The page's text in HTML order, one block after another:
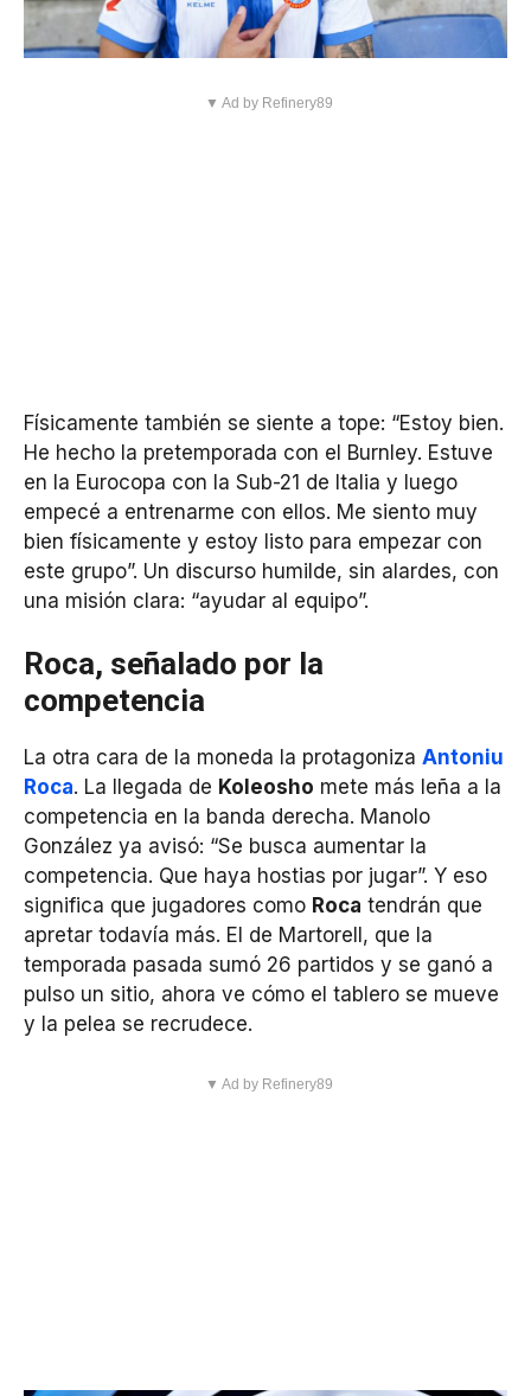
▼ Ad by Refinery89
Físicamente también se siente a tope: “Estoy bien.
He hecho la pretemporada con el Burnley. Estuve
en la Eurocopa con la Sub-21 de Italia y luego
empecé a entrenarme con ellos. Me siento muy
bien físicamente y estoy listo para empezar con
este grupo”. Un discurso humilde, sin alardes, con
una misión clara: “ayudar al equipo”.
Roca, señalado por la
competencia
La otra cara de la moneda la protagoniza Antoniu
Roca. La llegada de Koleosho mete más leña a la
competencia en la banda derecha. Manolo
González ya avisó: “Se busca aumentar la
competencia. Que haya hostias por jugar”. Y eso
significa que jugadores como Roca tendrán que
apretar todavía más. El de Martorell, que la
temporada pasada sumó 26 partidos y se ganó a
pulso un sitio, ahora ve cómo el tablero se mueve
y la pelea se recrudece.
▼ Ad by Refinery89